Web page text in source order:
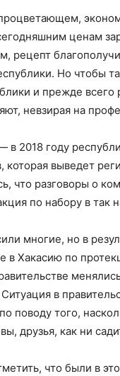
ценам
рецепт
Но чтобы
и прежде всего
невзирая на
2018 году
которая выведет
что разговоры о
по набору в так
многие, но в
в Хакасию по
в
поводу того,
друзья, как ни
что были в